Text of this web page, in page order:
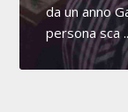
da un anno
persona sca